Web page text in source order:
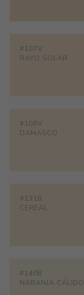
#107V
RAYO SOLAR
#108V
DAMASCO
#131B
CEREAL
#140B
NARANJA CÁLIDO